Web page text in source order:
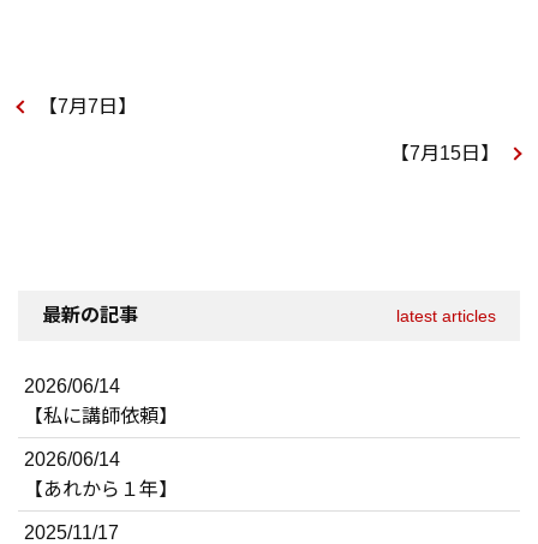
【7月7日】
【7月15日】
最新の記事 latest articles
2026/06/14
【私に講師依頼】
2026/06/14
【あれから１年】
2025/11/17